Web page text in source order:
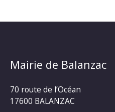
Mairie de Balanzac
70 route de l’Océan
17600 BALANZAC